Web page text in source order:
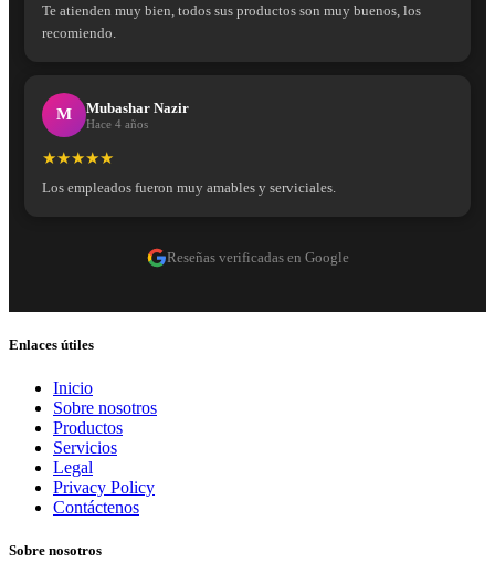
Te atienden muy bien, todos sus productos son muy buenos, los
recomiendo.
M Mubashar Nazir
Hace 4 años
★★★★★
Los empleados fueron muy amables y serviciales.
Reseñas verificadas en Google
Enlaces útiles
Inicio
Sobre nosotros
Productos
Servicios
Legal
Privacy Policy
Contáctenos
Sobre nosotros